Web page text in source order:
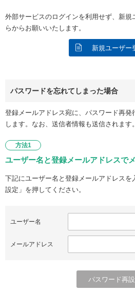
外部サービスのログインを利用せず、新規
らからお願いいたします。
新規ユーザー
パスワードを忘れてしまった場合
登録メールアドレス宛に、パスワード再
します。なお、送信者情報も送信されます。
方法1
ユーザー名と登録メールアドレスで
下記にユーザー名と登録メールアドレス
設定」を押してください。
ユーザー名
メールアドレス